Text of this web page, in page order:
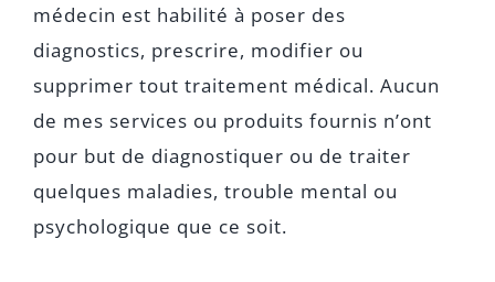
médecin est habilité à poser des
diagnostics, prescrire, modifier ou
supprimer tout traitement médical. Aucun
de mes services ou produits fournis n’ont
pour but de diagnostiquer ou de traiter
quelques maladies, trouble mental ou
psychologique que ce soit.